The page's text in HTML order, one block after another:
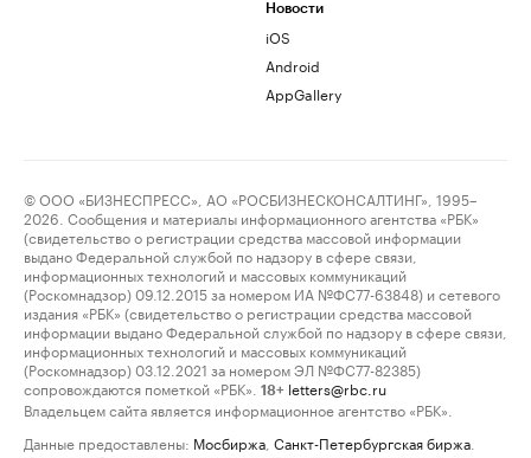
Новости
iOS
Android
AppGallery
© ООО «БИЗНЕСПРЕСС», АО «РОСБИЗНЕСКОНСАЛТИНГ», 1995–
2026. Сообщения и материалы информационного агентства «РБК»
(свидетельство о регистрации средства массовой информации
выдано Федеральной службой по надзору в сфере связи,
информационных технологий и массовых коммуникаций
(Роскомнадзор) 09.12.2015 за номером ИА №ФС77-63848) и сетевого
издания «РБК» (свидетельство о регистрации средства массовой
информации выдано Федеральной службой по надзору в сфере связи,
информационных технологий и массовых коммуникаций
(Роскомнадзор) 03.12.2021 за номером ЭЛ №ФС77-82385)
сопровождаются пометкой «РБК».
18+ letters@rbc.ru
Владельцем сайта является информационное агентство «РБК».
Данные предоставлены: Мосбиржа Санкт-Петербургская биржа